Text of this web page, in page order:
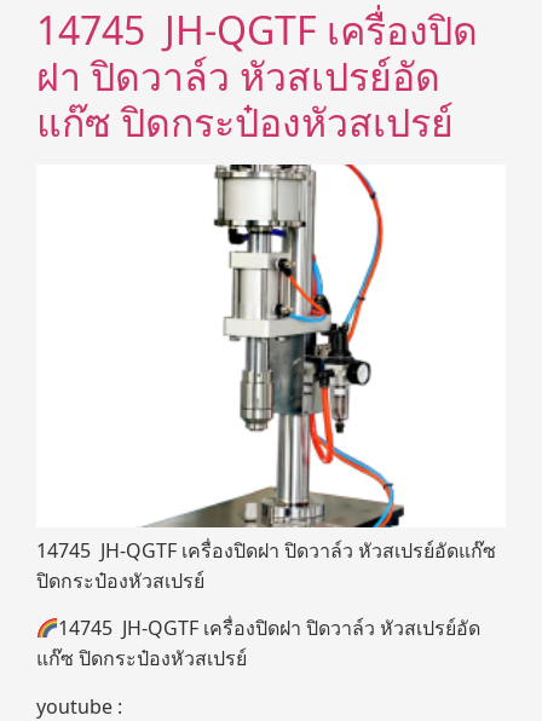
14745 JH-QGTF เครื่องปิด
ฝา ปิดวาล์ว หัวสเปรย์อัด
แก๊ซ ปิดกระป๋องหัวสเปรย์
14745 JH-QGTF เครื่องปิดฝา ปิดวาล์ว หัวสเปรย์อัดแก๊ซ
ปิดกระป๋องหัวสเปรย์
14745 JH-QGTF เครื่องปิดฝา ปิดวาล์ว หัวสเปรย์อัด
แก๊ซ ปิดกระป๋องหัวสเปรย์
youtube :